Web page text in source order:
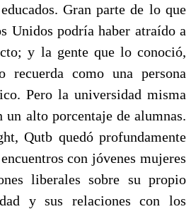
Gran parte de lo que
Unidos podría haber atraído a
y la gente que lo conoció,
recuerda como una persona
Pero la universidad misma
un alto porcentaje de alumnas.
Qutb quedó profundamente
con jóvenes mujeres
liberales sobre su propio
y sus relaciones con los